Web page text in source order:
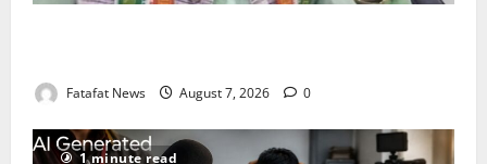
Fatafat News August 7, 2026 0
1 minute read